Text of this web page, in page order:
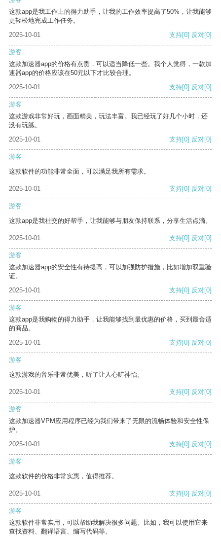
这款app是我工作上的得力助手，让我的工作效率提高了50%，让我能够
更轻松地完成工作任务。
2025-10-01
支持[0] 反对[0]
游客
这款加速器app的价格有点贵，可以适当降低一些。我个人觉得，一款加
速器app的价格应该在50元以下才比较合理。
2025-10-01
支持[0] 反对[0]
游客
这款游戏非常好玩，画面精美，玩法丰富。我已经玩了好几个小时，还
没有玩腻。
2025-10-01
支持[0] 反对[0]
游客
这款软件的功能非常全面，可以满足我所有需求。
2025-10-01 支持[0] 反对[0]
游客
这款app是我社交的好帮手，让我能够与朋友保持联系，分享生活点滴。
2025-10-01 支持[0] 反对[0]
游客
这款加速器app的安全性有待提高，可以加强防护措施，比如增加双重验
证。
2025-10-01
支持[0] 反对[0]
游客
这款app是我购物的得力助手，让我能够找到最优惠的价格，买到最合适
的商品。
2025-10-01
支持[0] 反对[0]
游客
这款游戏的音乐非常优美，听了让人心旷神怡。
2025-10-01 支持[0] 反对[0]
游客
这款加速器VPM应用程序已经为我们带来了无限的流畅体验和安全性保
护。
2025-10-01
支持[0] 反对[0]
游客
这款软件的价格非常实惠，值得推荐。
2025-10-01 支持[0] 反对[0]
游客
这款软件非常实用，可以帮助我解决很多问题。比如，我可以使用它来
查找资料、翻译语言、编写代码等。